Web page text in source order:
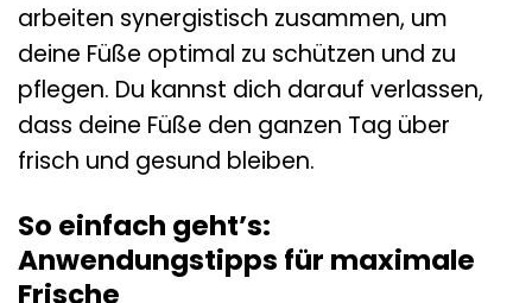
arbeiten synergistisch zusammen, um
deine Füße optimal zu schützen und zu
pflegen. Du kannst dich darauf verlassen,
dass deine Füße den ganzen Tag über
frisch und gesund bleiben.
So einfach geht’s:
Anwendungstipps für maximale
Frische